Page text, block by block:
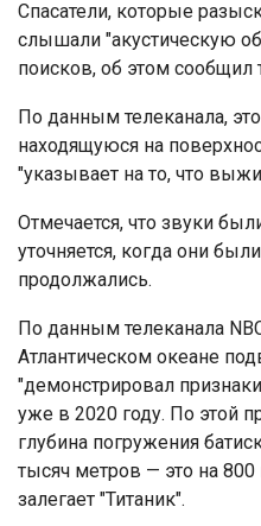
Спасатели, которые
слышали "акустическую
поисков, об этом сообщил
По данным телеканала,
находящуюся на
"указывает на то, что
Отмечается, что звуки
уточняется, когда они
продолжались.
По данным телеканала
Атлантическом океане
"демонстрировал
уже в 2020 году. По этой
глубина погружения
тысяч метров — это на
залегает "Титаник".